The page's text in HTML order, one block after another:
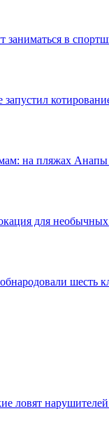
заниматься в
на пляжах Анапы
для
шесть
ловят